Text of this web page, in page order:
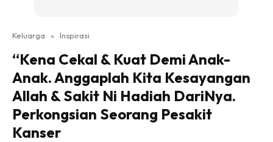
Keluarga » Inspirasi
“Kena Cekal & Kuat Demi Anak-
Anak. Anggaplah Kita Kesayangan
Allah & Sakit Ni Hadiah DariNya.
Perkongsian Seorang Pesakit
Kanser